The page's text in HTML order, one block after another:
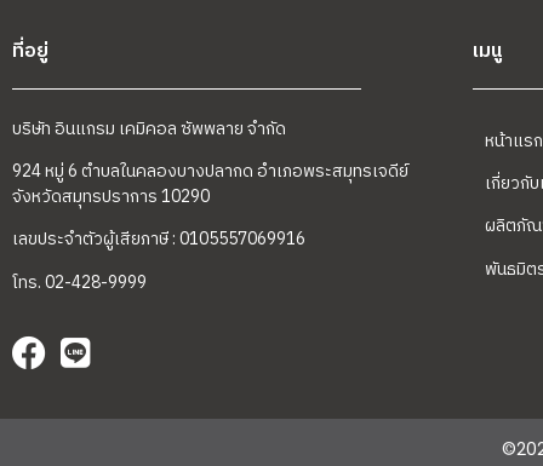
ที่อยู่
บริษัท อินแกรม เคมิคอล ซัพพลาย จำกัด
924 หมู่ 6 ตำบลในคลองบางปลากด อำเภอพระสมุทรเจดีย์
จังหวัดสมุทรปราการ 10290
เลขประจำตัวผู้เสียภาษี : 0105557069916
โทร. 02-428-9999
เมนู
หน้าแรก
เกี่ยวกับ
ผลิตภั
พันธมิต